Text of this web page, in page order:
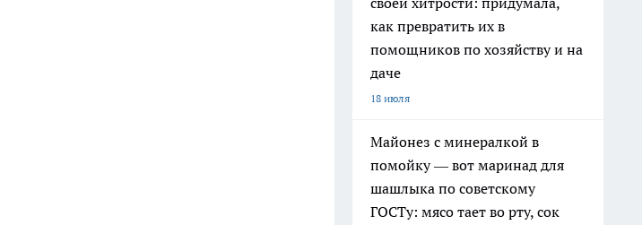
как превратить их в
помощников по хозяйству и на
даче
18 июля
Майонез с минералкой в
помойку — вот маринад для
шашлыка по советскому
ГОСТу: мясо тает во рту, сок